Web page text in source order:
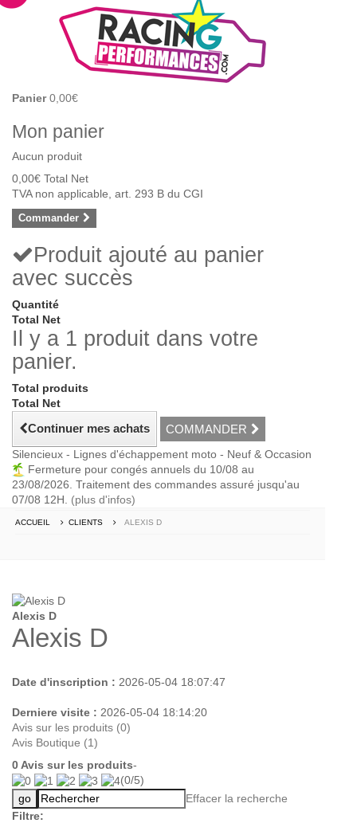
Panier 0,00€
Mon panier
Aucun produit
0,00€ Total Net
TVA non applicable, art. 293 B du CGI
Commander
Produit ajouté au panier
avec succès
Quantité
Total Net
Il y a 1 produit dans votre
panier.
Total produits
Total Net
Continuer mes achats COMMANDER
Silencieux - Lignes d'échappement moto - Neuf & Occasion
Fermeture pour congés annuels du 10/08 au
23/08/2026. Traitement des commandes assuré jusqu'au
07/08 12H. (plus d'infos)
ACCUEIL CLIENTS ALEXIS D
Alexis D
Alexis D
Date d'inscription : 2026-05-04 18:07:47
Derniere visite : 2026-05-04 18:14:20
Avis sur les produits (0)
Avis Boutique (1)
0 Avis sur les produits-
(0/5)
Effacer la recherche
Filtre: